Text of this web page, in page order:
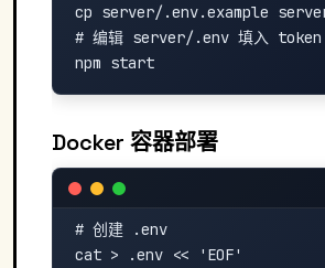
cp server/.env.example
# 编辑 server/.env 填入 token
Docker 容器部署
# 创建 .env
cat > .env << 'EOF'